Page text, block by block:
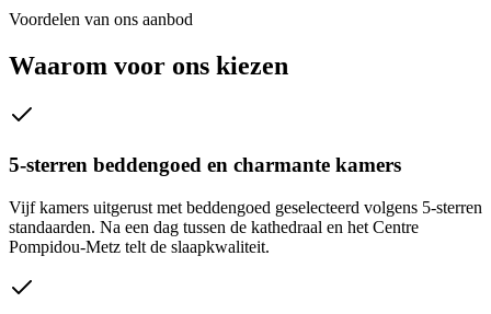
Voordelen van ons aanbod
Waarom voor ons kiezen
5-sterren beddengoed en charmante kamers
Vijf kamers uitgerust met beddengoed geselecteerd volgens 5-sterren
standaarden. Na een dag tussen de kathedraal en het Centre
Pompidou-Metz telt de slaapkwaliteit.